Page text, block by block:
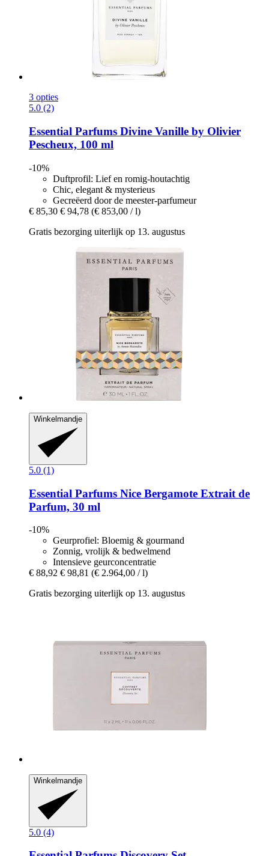
3 opties
5.0 (2)
Essential Parfums Divine Vanille by Olivier
Pescheux, 100 ml
-10%
Duftprofil: Lief en romig-houtachtig
Chic, elegant & mysterieus
Gecreëerd door de meester-parfumeur
€ 85,30 € 94,78 (€ 853,00 / l)
Gratis bezorging uiterlijk op 13. augustus
Winkelmandje
5.0 (1)
Essential Parfums Nice Bergamote Extrait de
Parfum, 30 ml
-10%
Geurprofiel: Bloemig & gourmand
Zonnig, vrolijk & bedwelmend
Intensieve geurconcentratie
€ 88,92 € 98,81 (€ 2.964,00 / l)
Gratis bezorging uiterlijk op 13. augustus
Winkelmandje
5.0 (4)